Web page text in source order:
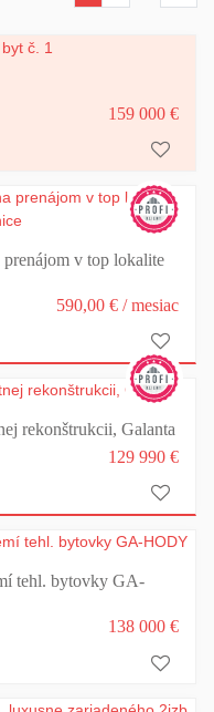
159 000 €
v top lokalite
590,00 € / mesiac
rekonštrukcii, Galanta
129 990 €
tehl. bytovky GA-
138 000 €